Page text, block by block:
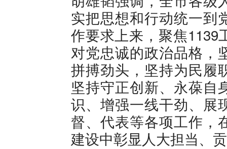
实把思想和行动统一到
作要求上来，聚焦1139
对党忠诚的政治品格，
拼搏劲头，坚持为民履
坚持守正创新、永葆自
识、增强一线干劲、展
督、代表等各项工作，
建设中彰显人大担当、